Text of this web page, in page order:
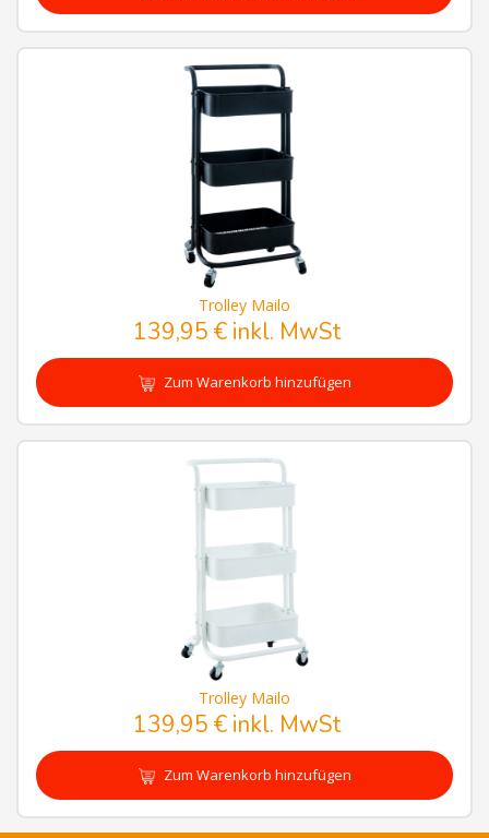
Trolley Mailo
139,95 € inkl. MwSt
Zum Warenkorb hinzufügen
Trolley Mailo
139,95 € inkl. MwSt
Zum Warenkorb hinzufügen